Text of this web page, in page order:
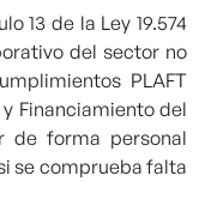
13 de la Ley 19.574
del sector no
PLAFT
Financiamiento del
de forma personal
se comprueba falta